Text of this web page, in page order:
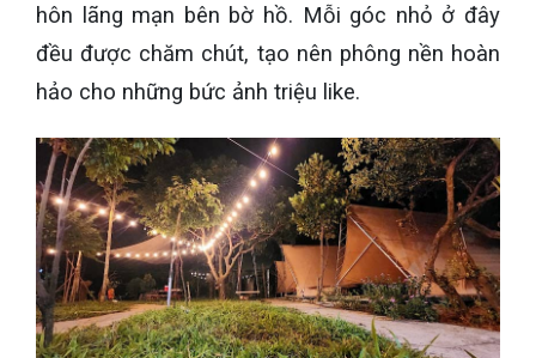
hôn lãng mạn bên bờ hồ. Mỗi góc nhỏ ở đây
đều được chăm chút, tạo nên phông nền hoàn
hảo cho những bức ảnh triệu like.